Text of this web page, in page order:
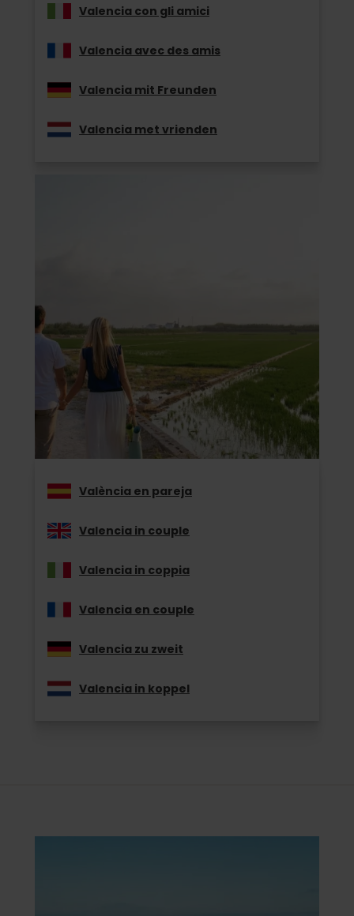
Valencia con gli amici
Valencia avec des amis
Valencia mit Freunden
Valencia met vrienden
València en pareja
Valencia in couple
Valencia in coppia
Valencia en couple
Valencia zu zweit
Valencia in koppel